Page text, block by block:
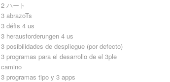
2 ハート
3 abrazoTs
3 défis 4 us
3 herausforderungen 4 us
3 posibilidades de despliegue (por defecto)
3 programas para el desarrollo de el 3ple
camino
3 programas tipo y 3 apps